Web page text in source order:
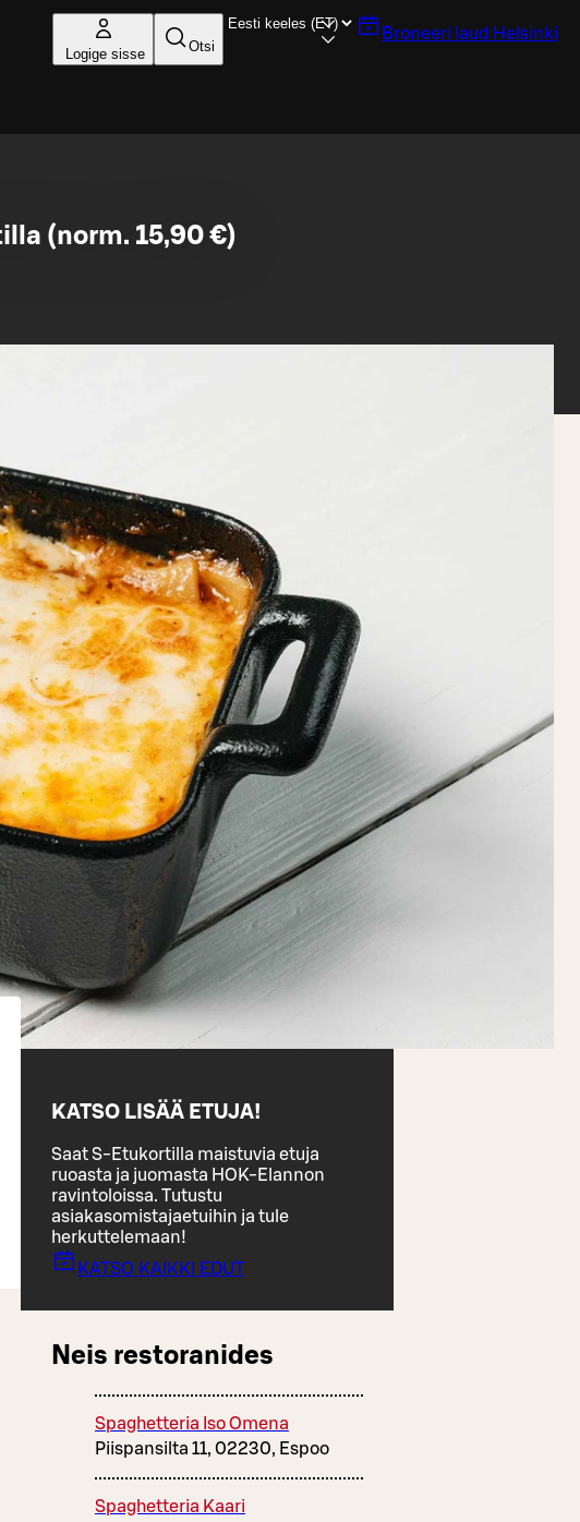
Logige sisse Otsi
Broneeri laud Helsinki
(norm. 15,90 €)
KATSO LISÄÄ ETUJA!
Saat S-Etukortilla maistuvia etuja
ruoasta ja juomasta HOK-Elannon
ravintoloissa. Tutustu
asiakasomistajaetuihin ja tule
herkuttelemaan!
KATSO KAIKKI EDUT
Neis restoranides
Spaghetteria Iso Omena
Piispansilta 11, 02230, Espoo
Spaghetteria Kaari